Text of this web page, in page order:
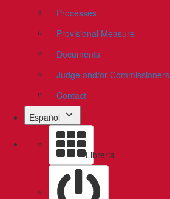
Processes
Provisional Measure
Documents
Judge and/or Commissioners
Contact
Español
Libreria